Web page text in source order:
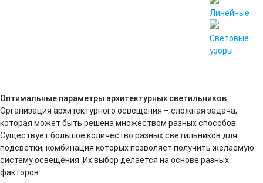
Линейные
Световые
узоры
Оптимальные параметры архитектурных светильников
Организация архитектурного освещения – сложная задача,
которая может быть решена множеством разных способов.
Существует большое количество разных светильников для
подсветки, комбинация которых позволяет получить желаемую
систему освещения. Их выбор делается на основе разных
факторов: